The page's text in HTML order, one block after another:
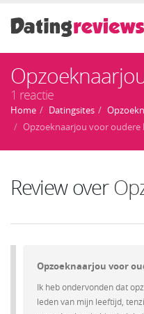
1 reactie
Home Datingsites
Opzoeknaarjou voor oudere
Review over
Opzoeknaarjou voor
Ik heb ondervonden dat
leden van mijn leeftijd,